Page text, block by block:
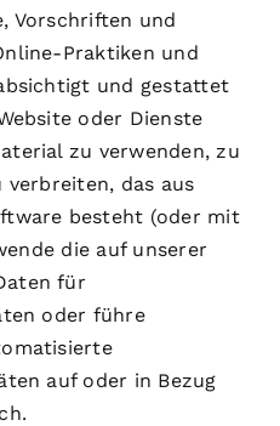
Vorschriften und
Praktiken und
und gestattet
oder Dienste
zu verwenden, zu
das aus
besteht (oder mit
die auf unserer
für
oder führe
auf oder in Bezug